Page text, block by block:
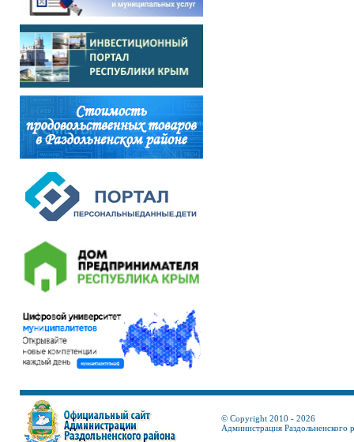
© Copyright 2010 - 2026
Администрация Раздольненского